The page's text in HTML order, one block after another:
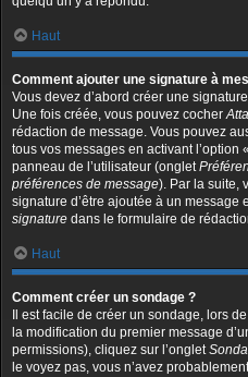
Haut
Comment ajouter une signature à
Vous devez d’abord créer une
Une fois créée, vous pouvez cocher
rédaction de message. Vous pouvez
tous vos messages en activant l’option
panneau de l’utilisateur (onglet
préférences de message). Par la suite,
signature d’être ajoutée à un message
signature dans le formulaire de
Haut
Comment créer un sondage ?
Il est facile de créer un sondage, lors
la modification du premier message
permissions), cliquez sur l’onglet
le voyez pas, vous n’avez